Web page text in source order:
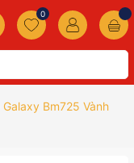
0
Bm725 Vành